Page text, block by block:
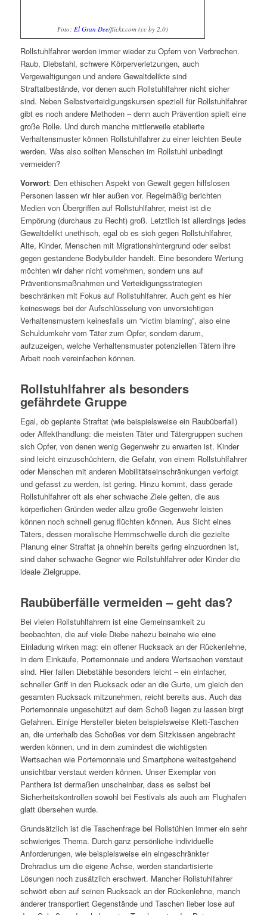
Foto: El Gran Dee/flickr.com (cc by 2.0)
Rollstuhlfahrer werden immer wieder zu Opfern von Verbrechen.
Raub, Diebstahl, schwere Körperverletzungen, auch
Vergewaltigungen und andere Gewaltdelikte sind
Straftatbestände, vor denen auch Rollstuhlfahrer nicht sicher
sind. Neben Selbstverteidigungskursen speziell für Rollstuhlfahrer
gibt es noch andere Methoden – denn auch Prävention spielt eine
große Rolle. Und durch manche mittlerweile etablierte
Verhaltensmuster können Rollstuhlfahrer zu einer leichten Beute
werden. Was also sollten Menschen im Rollstuhl unbedingt
vermeiden?
Vorwort: Den ethischen Aspekt von Gewalt gegen hilfslosen
Personen lassen wir hier außen vor. Regelmäßig berichten
Medien von Übergriffen auf Rollstuhlfahrer, meist ist die
Empörung (durchaus zu Recht) groß. Letztlich ist allerdings jedes
Gewaltdelikt unethisch, egal ob es sich gegen Rollstuhlfahrer,
Alte, Kinder, Menschen mit Migrationshintergrund oder selbst
gegen gestandene Bodybuilder handelt. Eine besondere Wertung
möchten wir daher nicht vornehmen, sondern uns auf
Präventionsmaßnahmen und Verteidigungsstrategien
beschränken mit Fokus auf Rollstuhlfahrer. Auch geht es hier
keineswegs bei der Aufschlüsselung von unvorsichtigen
Verhaltensmustern keinesfalls um “victim blaming”, also eine
Schuldumkehr vom Täter zum Opfer, sondern darum,
aufzuzeigen, welche Verhaltensmuster potenziellen Tätern ihre
Arbeit noch vereinfachen können.
Rollstuhlfahrer als besonders
gefährdete Gruppe
Egal, ob geplante Straftat (wie beispielsweise ein Raubüberfall)
oder Affekthandlung: die meisten Täter und Tätergruppen suchen
sich Opfer, von denen wenig Gegenwehr zu erwarten ist. Kinder
sind leicht einzuschüchtern, die Gefahr, von einem Rollstuhlfahrer
oder Menschen mit anderen Mobilitätseinschränkungen verfolgt
und gefasst zu werden, ist gering. Hinzu kommt, dass gerade
Rollstuhlfahrer oft als eher schwache Ziele gelten, die aus
körperlichen Gründen weder allzu große Gegenwehr leisten
können noch schnell genug flüchten können. Aus Sicht eines
Täters, dessen moralische Hemmschwelle durch die gezielte
Planung einer Straftat ja ohnehin bereits gering einzuordnen ist,
sind daher schwache Gegner wie Rollstuhlfahrer oder Kinder die
ideale Zielgruppe.
Raubüberfälle vermeiden – geht das?
Bei vielen Rollstuhlfahrern ist eine Gemeinsamkeit zu
beobachten, die auf viele Diebe nahezu beinahe wie eine
Einladung wirken mag: ein offener Rucksack an der Rückenlehne,
in dem Einkäufe, Portemonnaie und andere Wertsachen verstaut
sind. Hier fallen Diebstähle besonders leicht – ein einfacher,
schneller Griff in den Rucksack oder an die Gurte, um gleich den
gesamten Rucksack mitzunehmen, reicht bereits aus. Auch das
Portemonnaie ungeschützt auf dem Schoß liegen zu lassen birgt
Gefahren. Einige Hersteller bieten beispielsweise Klett-Taschen
an, die unterhalb des Schoßes vor dem Sitzkissen angebracht
werden können, und in dem zumindest die wichtigsten
Wertsachen wie Portemonnaie und Smartphone weitestgehend
unsichtbar verstaut werden können. Unser Exemplar von
Panthera ist dermaßen unscheinbar, dass es selbst bei
Sicherheitskontrollen sowohl bei Festivals als auch am Flughafen
glatt übersehen wurde.
Grundsätzlich ist die Taschenfrage bei Rollstühlen immer ein sehr
schwieriges Thema. Durch ganz persönliche individuelle
Anforderungen, wie beispielsweise ein eingeschränkter
Drehradius um die eigene Achse, werden standartisierte
Lösungen noch zusätzlich erschwert. Mancher Rollstuhlfahrer
schwört eben auf seinen Rucksack an der Rückenlehne, manch
anderer transportiert Gegenstände und Taschen lieber lose auf